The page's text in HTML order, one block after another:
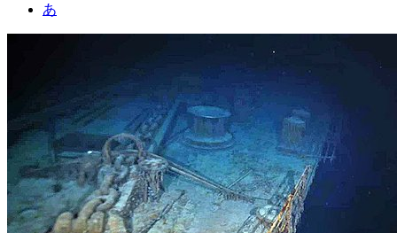
あ